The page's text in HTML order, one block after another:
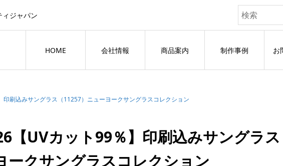
ジャパン
HOME 会社情報 商品案内 制作事例 お
印刷込みサングラス（11257）ニューヨークサングラスコレクション
【UVカット99％】印刷込みサングラ
ークサングラスコレクション